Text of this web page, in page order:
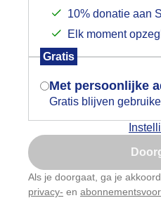
10% donatie aan
Elk moment
Gratis
Met persoonlijke
Gratis blijven
Als je doorgaat, ga je
privacy- en
Indien je hier nog
gegeven, verschijnt
je browser waarin
Is goed,
Nu niet,
Gebruik je Safari en wil je